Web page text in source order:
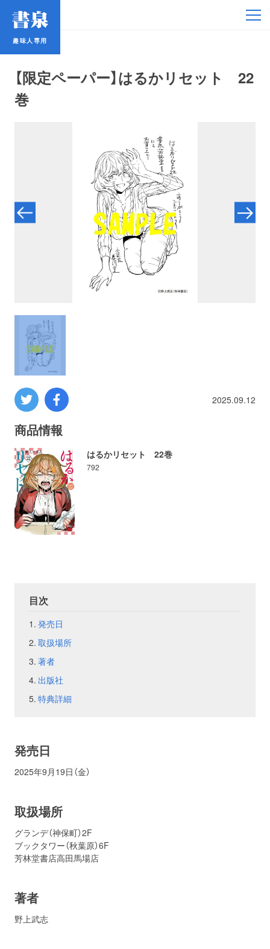
趣味人専用
【限定ペーパー】はるかリセット 22
巻
2025.09.12
商品情報
はるかリセット 22巻
792
目次
発売日
取扱場所
著者
出版社
特典詳細
発売日
2025年9月19日（金）
取扱場所
グランデ（神保町）2F
ブックタワー（秋葉原）6F
芳林堂書店高田馬場店
著者
野上武志
趣味人専用
コミック・ラノベ
数学
コンピューター
ミリタリー
その他
イベント
フェア
会社概要